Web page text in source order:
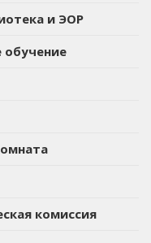
и ЭОР
обучение
комиссия